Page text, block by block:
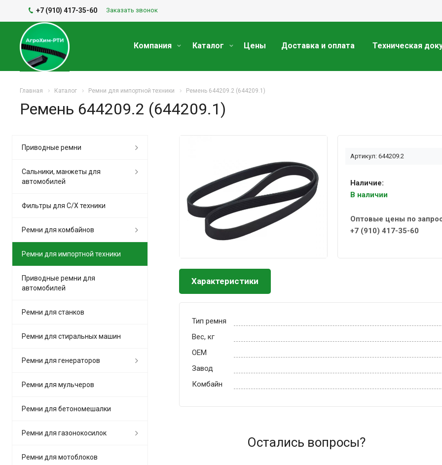
+7 (910) 417-35-60 Заказать звонок
Компания Каталог Цены Доставка и оплата Техническая
Главная Каталог Ремни для импортной техники Ремень 644209.2 (644209.1)
Ремень 644209.2 (644209.1)
Артикул: 644209.2
Наличие:
В наличии
Оптовые цены по
+7 (910) 417-35-60
Характеристики
Тип ремня
Вес, кг
OEM
Завод
Комбайн
Остались вопросы?
Приводные ремни
Сальники, манжеты для
автомобилей
Фильтры для С/Х техники
Ремни для комбайнов
Ремни для импортной техники
Приводные ремни для
автомобилей
Ремни для станков
Ремни для стиральных машин
Ремни для генераторов
Ремни для мульчеров
Ремни для бетономешалки
Ремни для газонокосилок
Ремни для мотоблоков